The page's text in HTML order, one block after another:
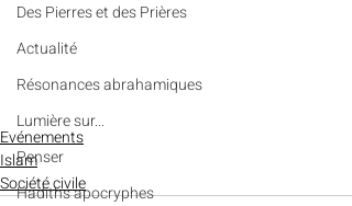
Des Pierres et des Prières
Actualité
Résonances abrahamiques
Lumière sur...
Penser
Hadiths apocryphes
Evénements
Islam
Société civile